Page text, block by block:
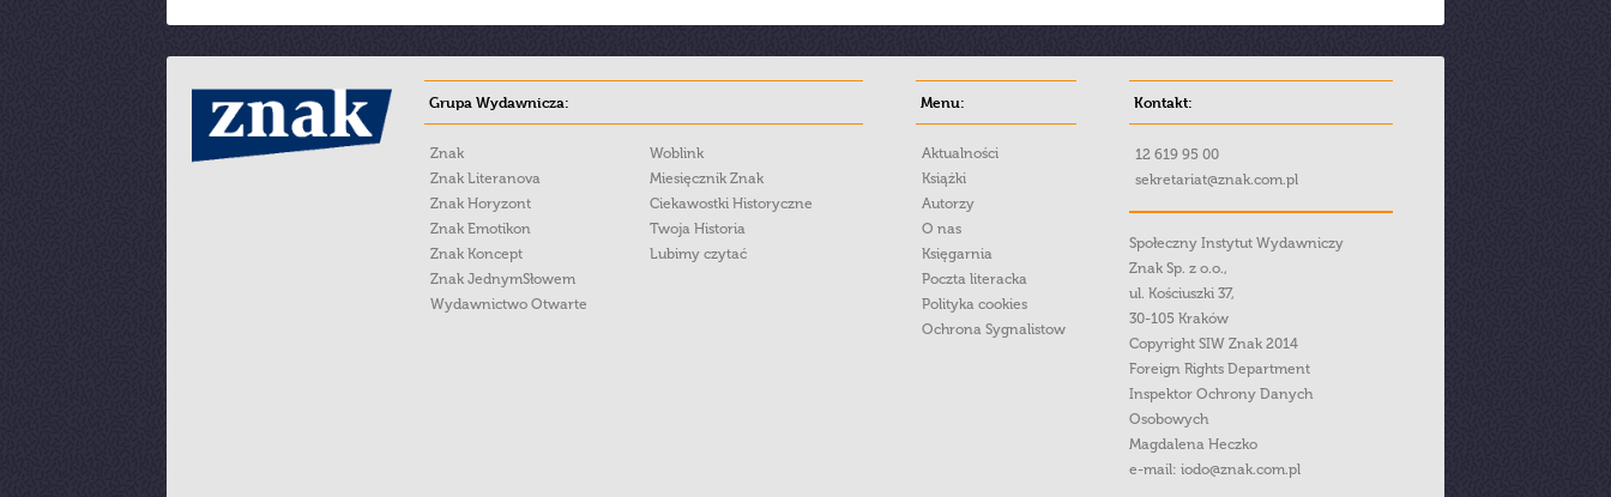
Grupa Wydawnicza:
Znak
Znak Literanova
Znak Horyzont
Znak Emotikon
Znak Koncept
Znak JednymSłowem
Wydawnictwo Otwarte
Woblink
Miesięcznik Znak
Ciekawostki Historyczne
Twoja Historia
Lubimy czytać
Menu:
Aktualności
Książki
Autorzy
O nas
Księgarnia
Poczta literacka
Polityka cookies
Ochrona Sygnalistow
Kontakt:
12 619 95 00
sekretariat@znak.com.pl
Społeczny Instytut Wydawniczy
Znak Sp. z o.o.,
ul. Kościuszki 37,
30-105 Kraków
Copyright SIW Znak 2014
Foreign Rights Department
Inspektor Ochrony Danych
Osobowych
Magdalena Heczko
e-mail: iodo@znak.com.pl